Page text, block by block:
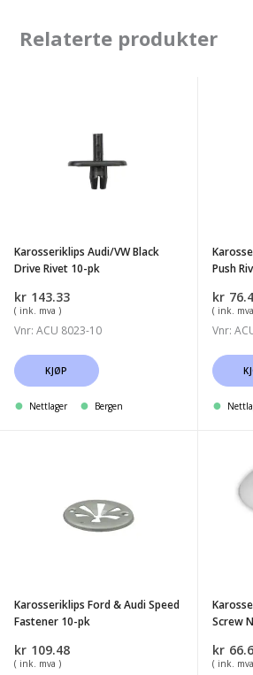
Relaterte produkter
Karosseriklips Audi/VW Black
Drive Rivet 10-pk
kr 143.33
( ink. mva )
Vnr: ACU 8023-10
KJØP
Nettlager Bergen
pk
Push
kr
( ink.
Vnr:
pk
Karosseriklips Ford & Audi Speed
Fastener 10-pk
kr 109.48
( ink. mva )
GM/
Round
10-
Screw
kr
( ink.